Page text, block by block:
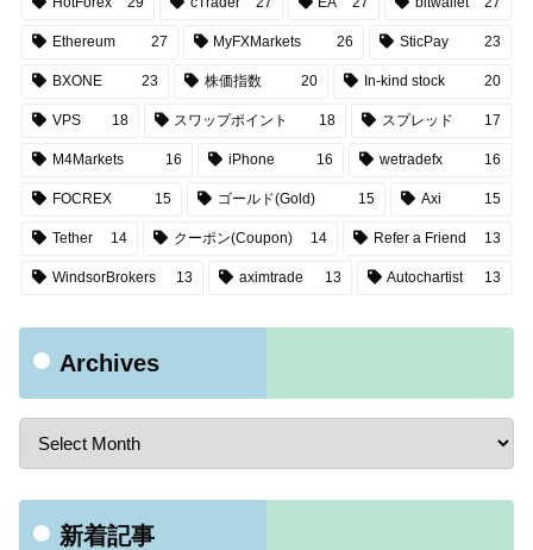
Ethereum 27 MyFXMarkets 26 SticPay 23
BXONE 23 株価指数 20 In-kind stock 20
VPS 18 スワップポイント 18 スプレッド 17
M4Markets 16 iPhone 16 wetradefx 16
FOCREX 15 ゴールド(Gold) 15 Axi 15
Tether 14 クーポン(Coupon) 14 Refer a Friend 13
WindsorBrokers 13 aximtrade 13 Autochartist 13
Archives
新着記事